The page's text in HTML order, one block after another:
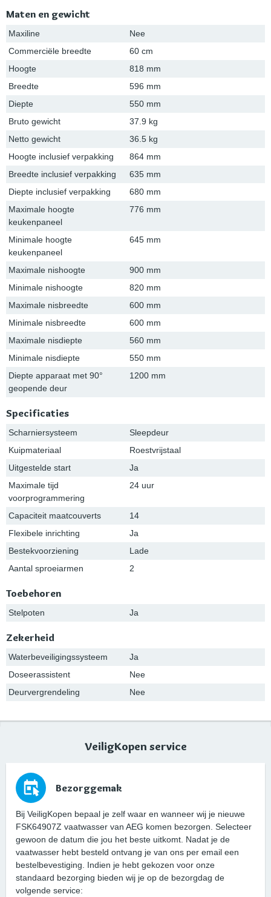
Maten en gewicht
Maxiline
Nee
Commerciële breedte
60 cm
Hoogte
818 mm
Breedte
596 mm
Diepte
550 mm
Bruto gewicht
37.9 kg
Netto gewicht
36.5 kg
Hoogte inclusief verpakking
864 mm
Breedte inclusief verpakking
635 mm
Diepte inclusief verpakking
680 mm
Maximale hoogte
keukenpaneel
776 mm
Minimale hoogte
keukenpaneel
645 mm
Maximale nishoogte
900 mm
Minimale nishoogte
820 mm
Maximale nisbreedte
600 mm
Minimale nisbreedte
600 mm
Maximale nisdiepte
560 mm
Minimale nisdiepte
550 mm
Diepte apparaat met 90°
geopende deur
1200 mm
Specificaties
Scharniersysteem
Sleepdeur
Kuipmateriaal
Roestvrijstaal
Uitgestelde start
Ja
Maximale tijd
voorprogrammering
24 uur
Capaciteit maatcouverts
14
Flexibele inrichting
Ja
Bestekvoorziening
Lade
Aantal sproeiarmen
2
Toebehoren
Stelpoten Ja
Zekerheid
Waterbeveiligingssysteem
Ja
Doseerassistent
Nee
Deurvergrendeling
Nee
VeiligKopen service
Bezorggemak
Bij VeiligKopen bepaal je zelf waar en wanneer wij je nieuwe
FSK64907Z vaatwasser van AEG komen bezorgen. Selecteer
gewoon de datum die jou het beste uitkomt. Nadat je de
vaatwasser hebt besteld ontvang je van ons per email een
bestelbevestiging. Indien je hebt gekozen voor onze
standaard bezorging bieden wij je op de bezorgdag de
volgende service: